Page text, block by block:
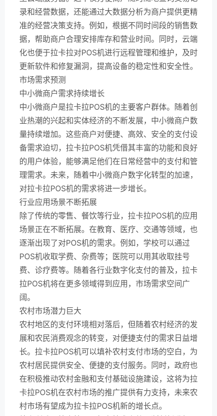
录和经营数据，还能通过大数据分析为商户提供更精
准的经营决策支持。例如，根据不同时间段的销售数
据，帮助商户合理安排库存和营业时间。同时，云端
化也便于拉卡拉对POS机进行远程管理和维护，及时
更新软件和修复漏洞，提高设备的稳定性和安全性。
市场需求预测
中小微商户需求持续增长
中小微商户是拉卡拉POS机的主要客户群体。随着创
业热潮的兴起和实体经济的不断发展，中小微商户数
量持续增加。这些商户对便捷、高效、安全的支付设
备需求迫切，拉卡拉POS机凭借其丰富的功能和良好
的用户体验，能够满足他们在日常经营中的支付和管
理需求。未来，随着中小微商户数字化转型的加速，
对拉卡拉POS机的需求将进一步增长。
行业应用场景不断拓展
除了传统的零售、餐饮等行业，拉卡拉POS机的应用
场景正在不断拓展。在教育、医疗、交通等领域，也
逐渐出现了对POS机的需求。例如，学校可以通过
POS机收取学费、杂费等；医院可以用其收取挂号
费、诊疗费等。随着各行业数字化支付的普及，拉卡
拉POS机将在更多领域得到应用，市场需求空间广
阔。
农村市场潜力巨大
农村地区的支付环境相对落后，但随着农村经济的发
展和农民消费观念的转变，对便捷支付的需求日益增
长。拉卡拉POS机可以填补农村支付市场的空白，为
农村居民提供安全、便捷的支付服务。同时，政府也
在积极推动农村金融和支付基础设施建设，这将为拉
卡拉POS机在农村市场的推广提供有力支持，未来农
村市场有望成为拉卡拉POS机新的增长点。